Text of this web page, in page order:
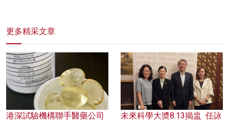
更多精采文章
港深試驗機構聯手醫藥公司
未來科學大奬8.13揭盅 任詠